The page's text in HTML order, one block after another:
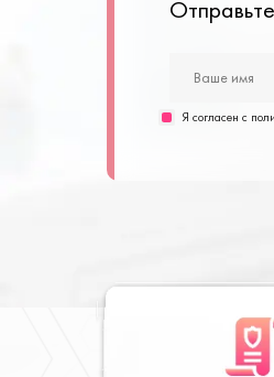
Я согласен с